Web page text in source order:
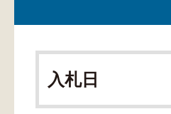
入札日